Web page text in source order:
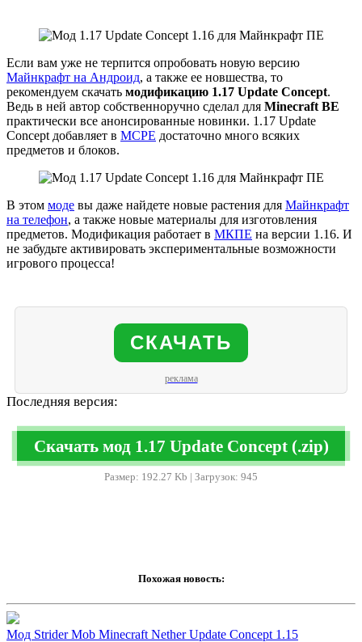
Если вам уже не терпится опробовать новую версию
Майнкрафт на Андроид, а также ее новшества, то
рекомендуем скачать модификацию 1.17 Update Concept.
Ведь в ней автор собственноручно сделал для MinecraftBE
практически все анонсированные новинки. 1.17 Update
Concept добавляет в MCPE достаточно много всяких
предметов и блоков.
В этом моде вы даже найдете новые растения для Майнкрафт
на телефон, а также новые материалы для изготовления
предметов. Модификация работает в МКПЕ на версии 1.16. И
не забудьте активировать экспериментальные возможности
игрового процесса!
СКАЧАТЬ
реклама
Последняя версия:
Скачать мод 1.17 Update Concept (.zip)
Размер: 192.27 Kb | Загрузок: 945
Похожая новость:
Мод Strider Mob Minecraft Nether Update Concept 1.15